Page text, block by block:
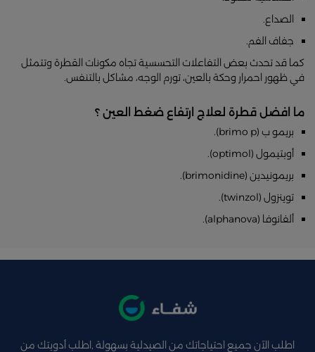
الصداع.
جفاف الفم.
كما قد تحدث بعض التفاعلات التحسسية تجاه مكونات القطرة وتتمثل
في ظهور احمرار وحكة بالعين، تورم الوجه، مشاكل بالتنفس.
ما افضل قطرة لعلاج ارتفاع ضغط العين ؟
بريمو ب (brimo p).
أوبتيمول (optimol).
بريمونيدين (brimonidine).
توينزول (twinzol).
ألفانوفا (alphanova).
اطلب الآن جميع احتياجاتك من الصيدلية بسهولة ,اطلب أدويتك من